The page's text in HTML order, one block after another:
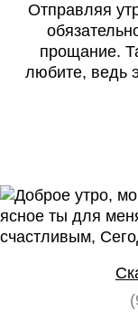
Отправляя
прощание.
любите, ведь